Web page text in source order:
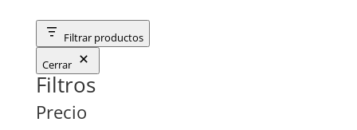
Filtrar productos
Cerrar
Filtros
Precio